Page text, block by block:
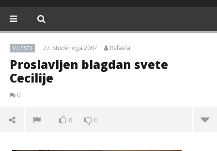
VIJESTI 27. studenoga 2007. Rafaela
Proslavljen blagdan svete
Cecilije
0
0 0